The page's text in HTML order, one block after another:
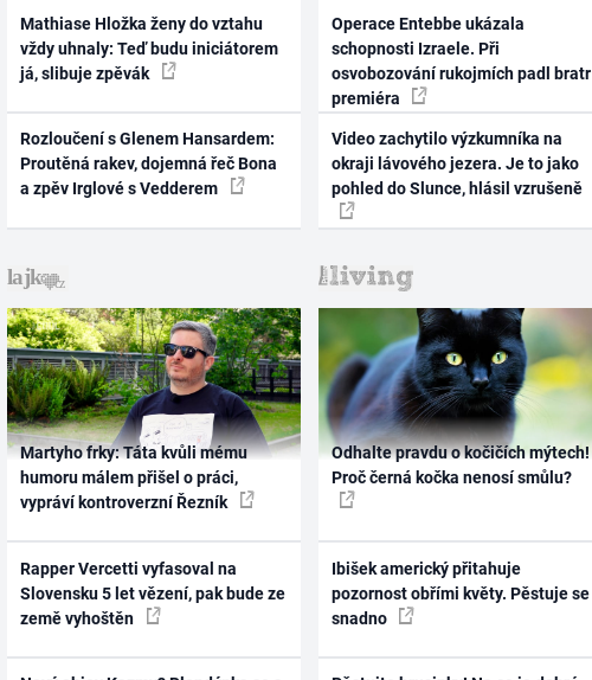
Mathiase Hložka ženy do vztahu
vždy uhnaly: Teď budu iniciátorem
já, slibuje zpěvák
Rozloučení s Glenem Hansardem:
Proutěná rakev, dojemná řeč Bona
a zpěv Irglové s Vedderem
Operace Entebbe ukázala
schopnosti Izraele. Při
osvobozování rukojmích padl bratr
premiéra
Video zachytilo výzkumníka na
okraji lávového jezera. Je to jako
pohled do Slunce, hlásil vzrušeně
Martyho frky: Táta kvůli mému
humoru málem přišel o práci,
vypráví kontroverzní Řezník
Rapper Vercetti vyfasoval na
Slovensku 5 let vězení, pak bude ze
země vyhoštěn
Odhalte pravdu o kočičích mýtech!
Proč černá kočka nenosí smůlu?
Ibišek americký přitahuje
pozornost obřími květy. Pěstuje se
snadno